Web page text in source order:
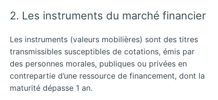
2. Les instruments du marché financier
Les instruments (valeurs mobilières) sont des titres
transmissibles susceptibles de cotations, émis par
des personnes morales, publiques ou privées en
contrepartie d’une ressource de financement, dont la
maturité dépasse 1 an.